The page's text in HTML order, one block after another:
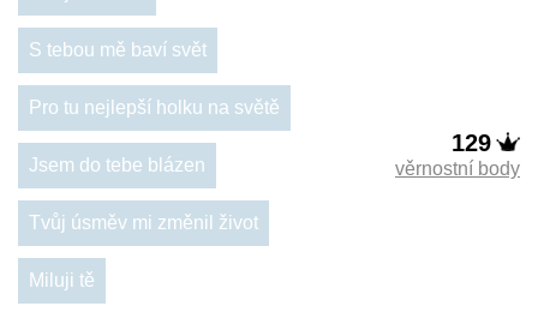
S tebou mě baví svět
Pro tu nejlepší holku na světě
Jsem do tebe blázen
Tvůj úsměv mi změnil život
Miluji tě
129
věrnostní body